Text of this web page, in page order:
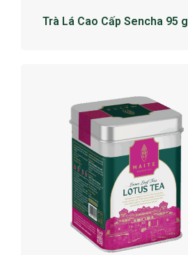
Trà Lá Cao Cấp Sencha 95 g